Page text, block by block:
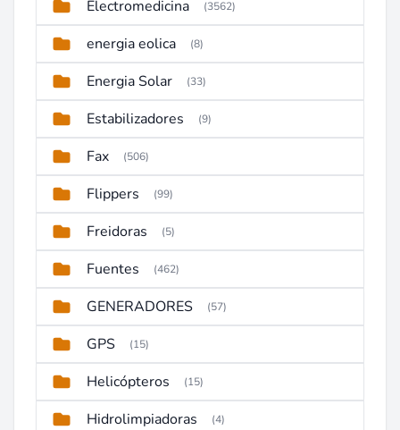
Electromedicina (3562)
energia eolica (8)
Energia Solar (33)
Estabilizadores (9)
Fax (506)
Flippers (99)
Freidoras (5)
Fuentes (462)
GENERADORES (57)
GPS (15)
Helicópteros (15)
Hidrolimpiadoras (4)